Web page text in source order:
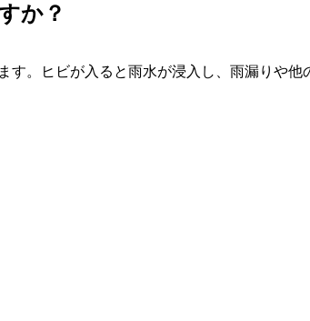
か？
。ヒビが入ると雨水が浸入し、雨漏りや